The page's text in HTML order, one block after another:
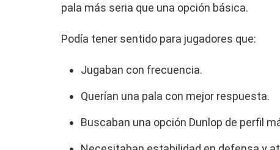
pala más seria que una opción básica.
Podía tener sentido para jugadores que:
Jugaban con frecuencia.
Querían una pala con mejor respuesta.
Buscaban una opción Dunlop de perfil